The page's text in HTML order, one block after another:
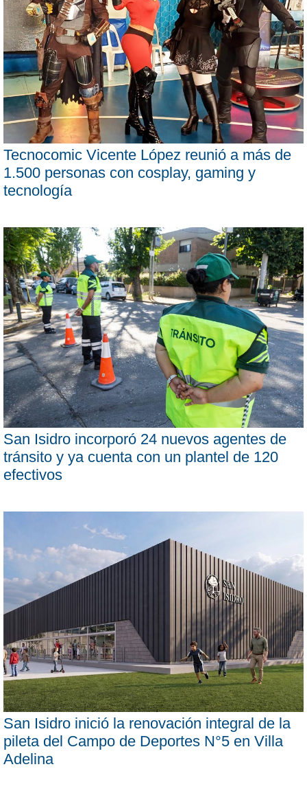
Tecnocomic Vicente López reunió a más de
1.500 personas con cosplay, gaming y
tecnología
San Isidro incorporó 24 nuevos agentes de
tránsito y ya cuenta con un plantel de 120
efectivos
San Isidro inició la renovación integral de la
pileta del Campo de Deportes N°5 en Villa
Adelina